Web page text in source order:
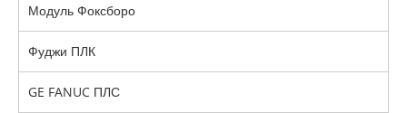
Модуль Фоксборо
Фуджи ПЛК
GE FANUC ПЛС